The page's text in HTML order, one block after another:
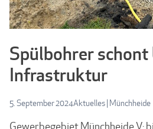
Spülbohrer
Infrastruktur
5. September 2024Aktuelles| Münchheide